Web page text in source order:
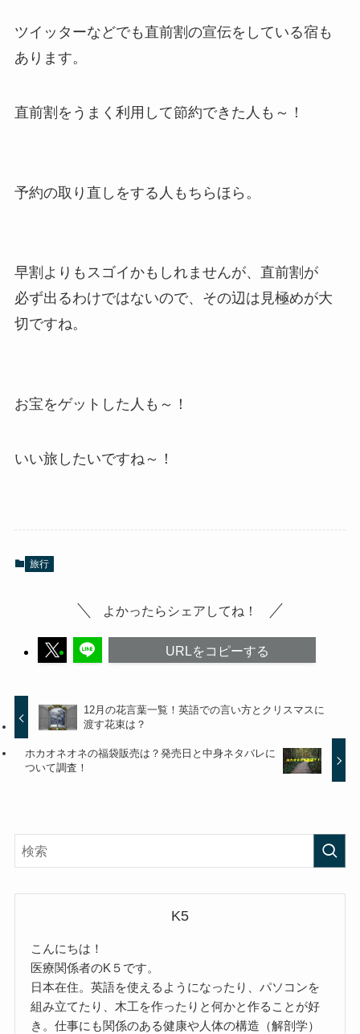
ツイッターなどでも直前割の宣伝をしている宿も
あります。
直前割をうまく利用して節約できた人も～！
予約の取り直しをする人もちらほら。
早割よりもスゴイかもしれませんが、直前割が
必ず出るわけではないので、その辺は見極めが大
切ですね。
お宝をゲットした人も～！
いい旅したいですね～！
旅行
よかったらシェアしてね！
URLをコピーする
12月の花言葉一覧！英語での言い方とクリスマスに
渡す花束は？
ホカオネオネの福袋販売は？発売日と中身ネタバレに
ついて調査！
K5
こんにちは！
医療関係者のK５です。
日本在住。英語を使えるようになったり、パソコンを
組み立てたり、木工を作ったりと何かと作ることが好
き。仕事にも関係のある健康や人体の構造（解剖学）